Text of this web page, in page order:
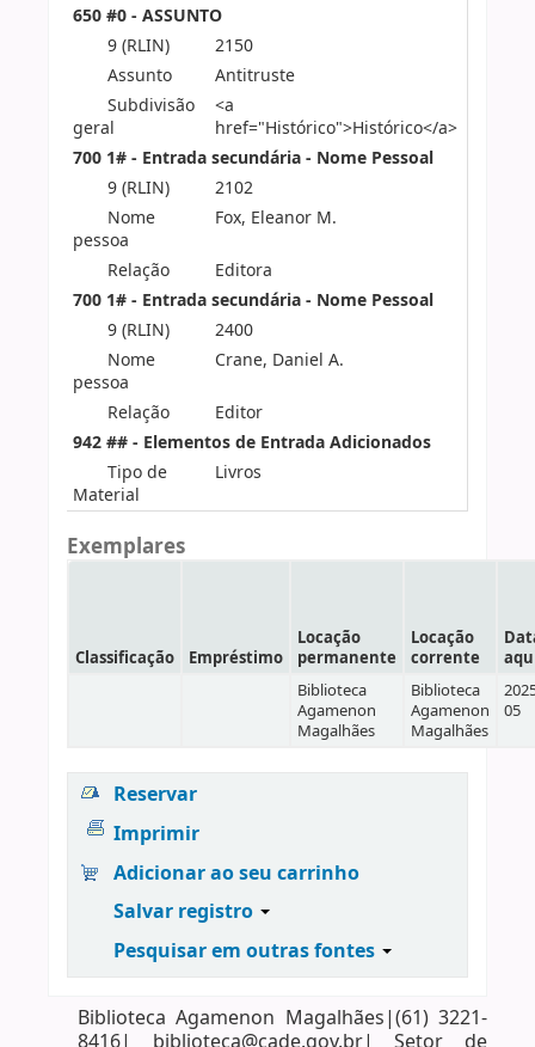
650 #0 - ASSUNTO
9 (RLIN)
2150
Assunto
Antitruste
Subdivisão
geral
<a
href="Histórico">Histórico</a>
700 1# - Entrada secundária - Nome Pessoal
9 (RLIN)
2102
Nome
pessoa
Fox, Eleanor M.
Relação
Editora
700 1# - Entrada secundária - Nome Pessoal
9 (RLIN)
2400
Nome
pessoa
Crane, Daniel A.
Relação
Editor
942 ## - Elementos de Entrada Adicionados
Tipo de
Material
Livros
Exemplares
Classificação Empréstimo
Locação
permanente
Locação
corrente
Biblioteca
Agamenon
Magalhães
Biblioteca
Agamenon
Magalhães
05
Reservar
Imprimir
Adicionar ao seu carrinho
Salvar registro
Pesquisar em outras fontes
Biblioteca Agamenon Magalhães|(61) 3221-